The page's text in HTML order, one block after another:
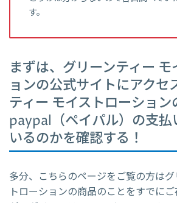
す。
まずは、グリーンティー
ョンの公式サイトにアクセ
ティー モイストローション
paypal（ペイパル）の支払
いるのかを確認する！
多分、こちらのページをご覧の方は
トローションの商品のことをすでに